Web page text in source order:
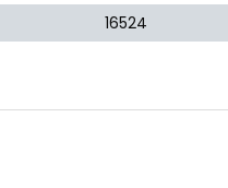
16524